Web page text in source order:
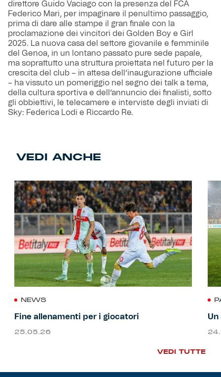
direttore Guido Vaciago con la presenza del FCA
Federico Mari, per impaginare il penultimo passaggio,
prima di dare alle stampe il gran finale con la
proclamazione dei vincitori dei Golden Boy e Girl
2025. La nuova casa del settore giovanile e femminile
del Genoa, in un lontano passato pure sede papale,
ma soprattutto una struttura proiettata nel futuro per la
crescita del club – in attesa dell’inaugurazione ufficiale
– ha vissuto un pomeriggio nel segno dei talk a tema,
della cultura sportiva e dell’annuncio dei finalisti, sotto
gli obbiettivi, le telecamere e interviste degli inviati di
Sky: Federica Lodi e Riccardo Re.
VEDI ANCHE
NEWS
Fine allenamenti per i giocatori
25.05.26
Un
VEDI TUTTE